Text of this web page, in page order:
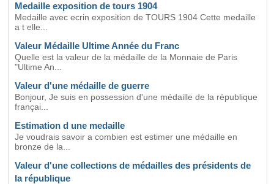
Medaille exposition de tours 1904
Medaille avec ecrin exposition de TOURS 1904 Cette medaille
a t elle...
Valeur Médaille Ultime Année du Franc
Quelle est la valeur de la médaille de la Monnaie de Paris
"Ultime An...
Valeur d'une médaille de guerre
Bonjour, Je suis en possession d'une médaille de la république
françai...
Estimation d une medaille
Je voudrais savoir a combien est estimer une médaille en
bronze de la...
Valeur d'une collections de médailles des présidents de
la république